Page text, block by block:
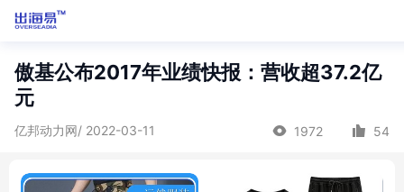
傲基公布2017年业绩快报：营收超37.2亿
元
亿邦动力网/ 2022-03-11 1972 54